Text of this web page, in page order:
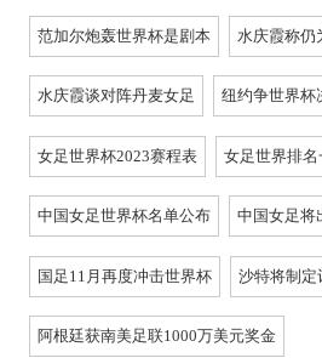
范加尔炮轰世界杯是剧本 水庆霞称仍
水庆霞谈对阵丹麦女足 纽约争世界杯
女足世界杯2023赛程表 女足世界排
中国女足世界杯名单公布 中国女足将
国足11月再度冲击世界杯 沙特将制定
阿根廷获南美足联1000万美元奖金